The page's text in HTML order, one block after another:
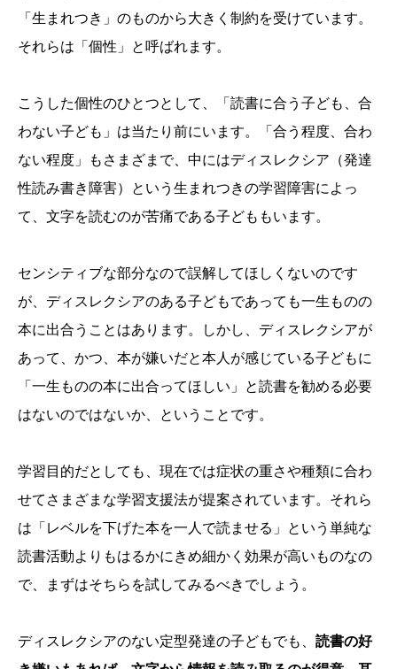
「生まれつき」のものから大きく制約を受けています。
それらは「個性」と呼ばれます。
こうした個性のひとつとして、「読書に合う子ども、合
わない子ども」は当たり前にいます。「合う程度、合わ
ない程度」もさまざまで、中にはディスレクシア（発達
性読み書き障害）という生まれつきの学習障害によっ
て、文字を読むのが苦痛である子どももいます。
センシティブな部分なので誤解してほしくないのです
が、ディスレクシアのある子どもであっても一生ものの
本に出合うことはあります。しかし、ディスレクシアが
あって、かつ、本が嫌いだと本人が感じている子どもに
「一生ものの本に出合ってほしい」と読書を勧める必要
はないのではないか、ということです。
学習目的だとしても、現在では症状の重さや種類に合わ
せてさまざまな学習支援法が提案されています。それら
は「レベルを下げた本を一人で読ませる」という単純な
読書活動よりもはるかにきめ細かく効果が高いものなの
で、まずはそちらを試してみるべきでしょう。
ディスレクシアのない定型発達の子どもでも、 読書の好